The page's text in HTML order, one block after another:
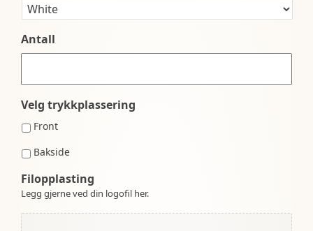
Antall
Velg trykkplassering
Front
Bakside
Filopplasting
Legg gjerne ved din logofil her.